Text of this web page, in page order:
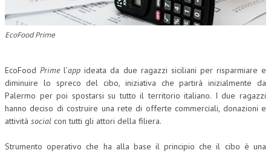
CORSI CE.S.E.D.
ARCHIVIO CORSI 2015
BROCHURE CE.S.E.D.
LA RIVISTA
EcoFood Prime
EcoFood Primel’app ideata da due ragazzi siciliani per risparmiare e
diminuire lo spreco del cibo, iniziativa che partirà inizialmente da
Palermo per poi spostarsi su tutto il territorio italiano. I due ragazzi
hanno deciso di costruire una rete di offerte commerciali, donazioni e
attività social con tutti gli attori della filiera.
Strumento operativo che ha alla base il principio che il cibo è una